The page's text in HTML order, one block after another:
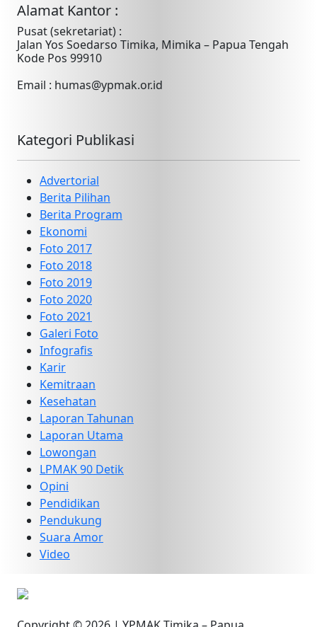
Alamat Kantor :
Pusat (sekretariat) :
Jalan Yos Soedarso Timika, Mimika – Papua Tengah
Kode Pos 99910
Email : humas@ypmak.or.id
Kategori Publikasi
Advertorial
Berita Pilihan
Berita Program
Ekonomi
Foto 2017
Foto 2018
Foto 2019
Foto 2020
Foto 2021
Galeri Foto
Infografis
Karir
Kemitraan
Kesehatan
Laporan Tahunan
Laporan Utama
Lowongan
LPMAK 90 Detik
Opini
Pendidikan
Pendukung
Suara Amor
Video